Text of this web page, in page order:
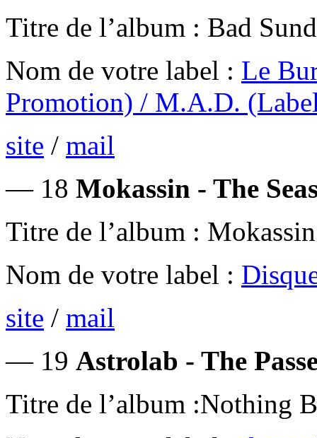
Titre de l’album : Bad
Nom de votre label : Le
Promotion) / M.A.D.
site / mail
— 18 Mokassin - The
Titre de l’album : Mokassin
Nom de votre label :
site / mail
— 19 Astrolab - The
Titre de l’album :Nothing